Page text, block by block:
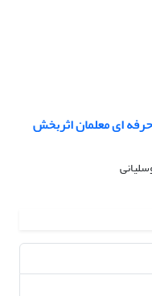
ای معلمان اثربخش